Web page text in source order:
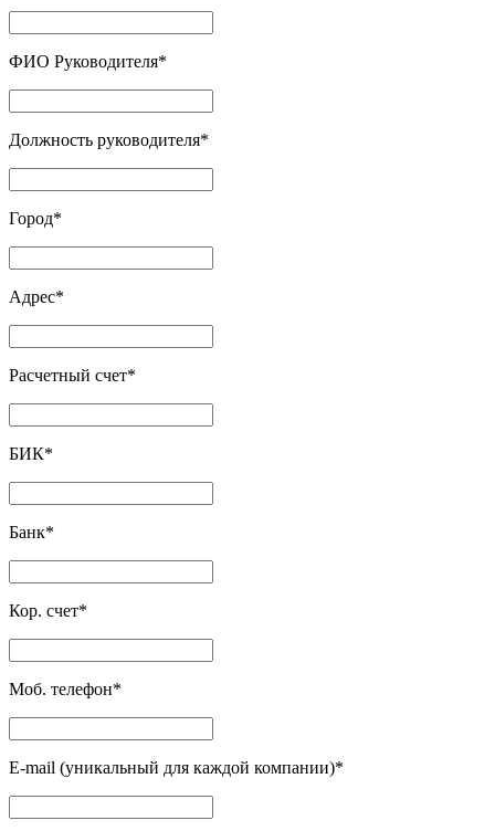
ФИО Руководителя*
Должность руководителя*
Город*
Адрес*
Расчетный счет*
БИК*
Банк*
Кор. счет*
Моб. телефон*
E-mail (уникальный для каждой компании)*